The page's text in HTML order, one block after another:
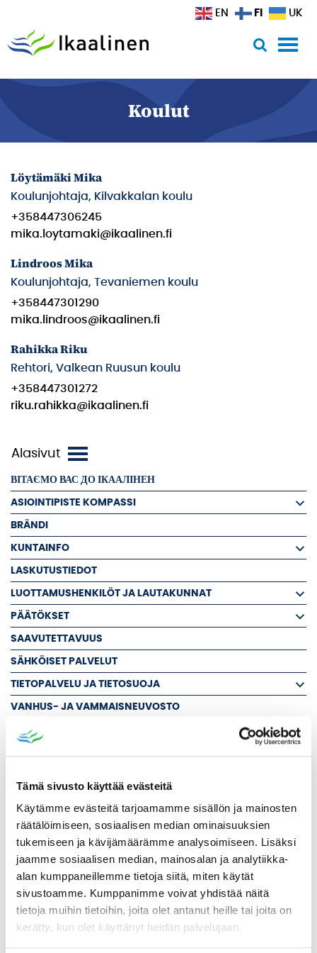
Tämä sivusto käyttää evästeitä
Käytämme evästeitä tarjoamamme sisällön ja mainosten
räätälöimiseen, sosiaalisen median ominaisuuksien
tukemiseen ja kävijämäärämme analysoimiseen. Lisäksi
jaamme sosiaalisen median, mainosalan ja analytiikka-
alan kumppaneillemme tietoja siitä, miten käytät
sivustoamme. Kumppanimme voivat yhdistää näitä
tietoja muihin tietoihin, joita olet antanut heille tai joita on
kerätty, kun olet käyttänyt heidän palvelujaan.
Koulut
ВІТАЄМО ВАС ДО ІКААЛІНЕН
ASIOINTIPISTE KOMPASSI
BRÄNDI
KUNTAINFO
LASKUTUSTIEDOT
LUOTTAMUSHENKILÖT JA LAUTAKUNNAT
PÄÄTÖKSET
SAAVUTETTAVUUS
SÄHKÖISET PALVELUT
TIETOPALVELU JA TIETOSUOJA
VANHUS- JA VAMMAISNEUVOSTO
VAALIT
KIRJASTO
KOULUT
MAASEUTU- JA LOMITUSPALVELUT
NUORISO- JA LIIKUNTAPALVELUT
RUOKA- JA SIIVOUSPALVELUT
SIVISTYS- JA KULTTUURIPALVELUT
Löytämäki Mika
Koulunjohtaja, Kilvakkalan koulu
+358447306245
mika.loytamaki@ikaalinen.fi
Lindroos Mika
Koulunjohtaja, Tevaniemen koulu
+358447301290
mika.lindroos@ikaalinen.fi
Rahikka Riku
Rehtori, Valkean Ruusun koulu
+358447301272
riku.rahikka@ikaalinen.fi
EN FI UK